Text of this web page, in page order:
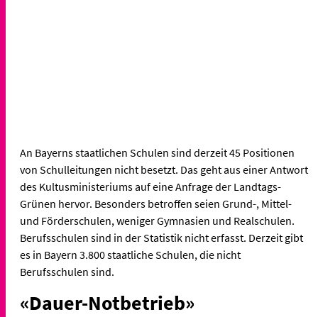
An Bayerns staatlichen Schulen sind derzeit 45 Positionen
von Schulleitungen nicht besetzt. Das geht aus einer Antwort
des Kultusministeriums auf eine Anfrage der Landtags-
Grünen hervor. Besonders betroffen seien Grund-, Mittel-
und Förderschulen, weniger Gymnasien und Realschulen.
Berufsschulen sind in der Statistik nicht erfasst. Derzeit gibt
es in Bayern 3.800 staatliche Schulen, die nicht
Berufsschulen sind.
«Dauer-Notbetrieb»